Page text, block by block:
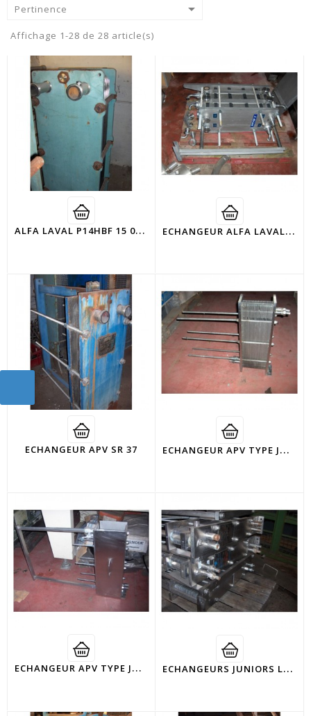
Pertinence 
Affichage 1-28 de 28 article(s)
A
LFA LAVAL P14HBF 15 000L/H E
CHANGEUR ALFA LAVAL M6MFHC
ECHANGEUR APV SR 37 E
CHANGEUR APV TYPE JUNIOR FF523
E
CHANGEUR APV TYPE JUNIOR FF562 E
CHANGEURS JUNIORS LOT DE 6 APV